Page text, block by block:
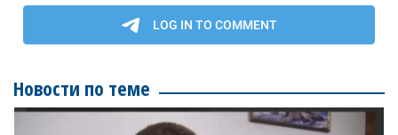
Новости по теме